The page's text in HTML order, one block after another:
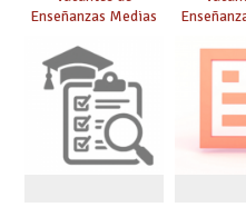
Enseñanzas Medias